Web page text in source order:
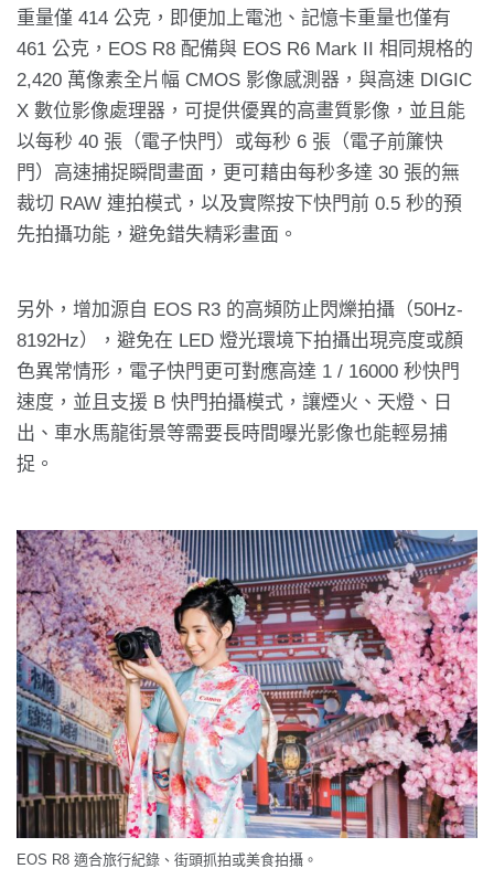
重量僅 414 公克，即便加上電池、記憶卡重量也僅有
461 公克，EOS R8 配備與 EOS R6 Mark II 相同規格的
2,420 萬像素全片幅 CMOS 影像感測器，與高速 DIGIC
X 數位影像處理器，可提供優異的高畫質影像，並且能
以每秒 40 張（電子快門）或每秒 6 張（電子前簾快
門）高速捕捉瞬間畫面，更可藉由每秒多達 30 張的無
裁切 RAW 連拍模式，以及實際按下快門前 0.5 秒的預
先拍攝功能，避免錯失精彩畫面。
另外，增加源自 EOS R3 的高頻防止閃爍拍攝（50Hz-
8192Hz），避免在 LED 燈光環境下拍攝出現亮度或顏
色異常情形，電子快門更可對應高達 1 / 16000 秒快門
速度，並且支援 B 快門拍攝模式，讓煙火、天燈、日
出、車水馬龍街景等需要長時間曝光影像也能輕易捕
捉。
EOS R8 適合旅行紀錄、街頭抓拍或美食拍攝。